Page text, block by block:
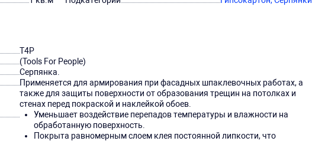
T4P
(Tools For People)
Серпянка.
Применяется для армирования при фасадных шпаклевочных работах, а
также для защиты поверхности от образования трещин на потолках и
стенах перед покраской и наклейкой обоев.
Уменьшает воздействие перепадов температуры и влажности на
обработанную поверхность.
Покрыта равномерным слоем клея постоянной липкости, что